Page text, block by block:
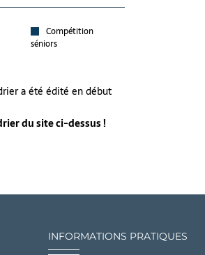
Compétition
séniors
a été édité en début
du site ci-dessus !
INFORMATIONS PRATIQUES